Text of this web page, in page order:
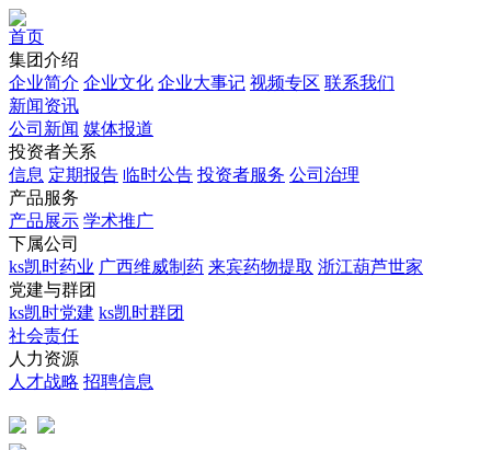
首页
集团介绍
企业简介 企业文化 企业⼤事记 视频专区 联系我们
新闻资讯
公司新闻 媒体报道
投资者关系
信息 定期报告 临时公告 投资者服务 公司治理
产品服务
产品展示 学术推广
下属公司
ks凯时药业 广西维威制药 来宾药物提取 浙江葫芦世家
党建与群团
ks凯时党建 ks凯时群团
社会责任
人力资源
人才战略 招聘信息